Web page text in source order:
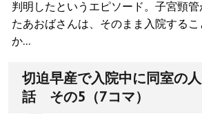
判明したというエピソード。子宮頸
たあおばさんは、そのまま入院する
か…
切迫早産で入院中に同室の
話 その5（7コマ）